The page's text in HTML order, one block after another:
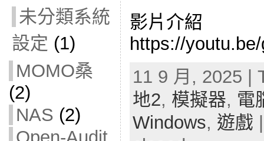
未分類系統
設定 (1)
MOMO桑
(2)
NAS (2)
影片介紹
https://
11 9 月, 2025 |
地2, 模擬器, 電
Windows, 遊戲